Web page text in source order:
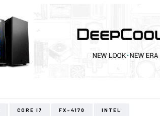
CORE I7 FX-4170 INTEL